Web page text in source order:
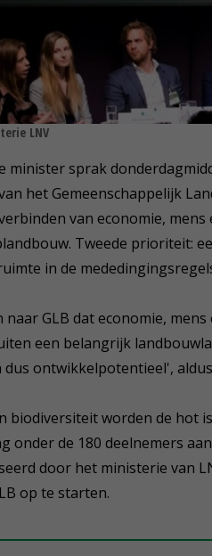
LNV
minister sprak
het Gemeenschappelijk
van economie,
Tweede prioriteit:
in de
naar GLB dat economie,
een belangrijk
dus ontwikkelpotentieel',
biodiversiteit worden de hot
onder de 180 deelnemers
door het ministerie van
op te starten.